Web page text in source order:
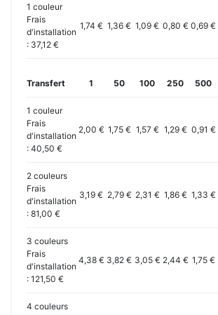
1 couleur
Frais
d'installation
: 37,12 €
1,74 € 1,36 € 1,09 € 0,80 € 0,69 €
Transfert 1 50 100 250 500
1 couleur
Frais
d'installation
: 40,50 €
2,00 € 1,75 € 1,57 € 1,29 € 0,91 €
2 couleurs
Frais
d'installation
: 81,00 €
3,19 € 2,79 € 2,31 € 1,86 € 1,33 €
3 couleurs
Frais
d'installation
: 121,50 €
4,38 € 3,82 € 3,05 € 2,44 € 1,75 €
4 couleurs